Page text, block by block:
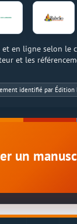
et en ligne selon le
et les
identifié par Édition
un